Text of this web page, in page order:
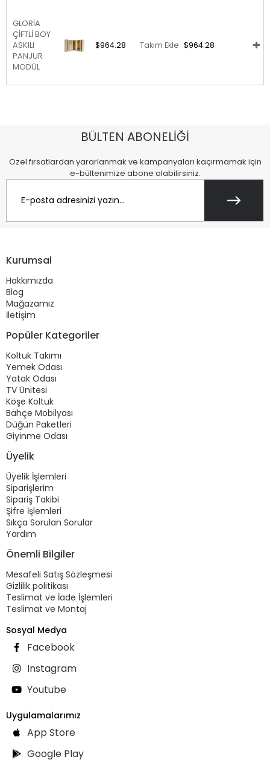
GLORİA
ÇİFTLİ BOY
ASKILI
PANJUR
MODÜL
$964.28 Takım Ekle $964.28
BÜLTEN ABONELİĞİ
Özel fırsatlardan yararlanmak ve kampanyaları kaçırmamak için
e-bültenimize abone olabilirsiniz.
Kurumsal
Hakkımızda
Blog
Mağazamız
İletişim
Popüler Kategoriler
Koltuk Takımı
Yemek Odası
Yatak Odası
TV Ünitesi
Köşe Koltuk
Bahçe Mobilyası
Düğün Paketleri
Giyinme Odası
Üyelik
Üyelik İşlemleri
Siparişlerim
Sipariş Takibi
Şifre İşlemleri
Sıkça Sorulan Sorular
Yardım
Önemli Bilgiler
Mesafeli Satış Sözleşmesi
Gizlilik politikası
Teslimat ve İade İşlemleri
Teslimat ve Montaj
Sosyal Medya
Facebook
Instagram
Youtube
Uygulamalarımız
App Store
Google Play